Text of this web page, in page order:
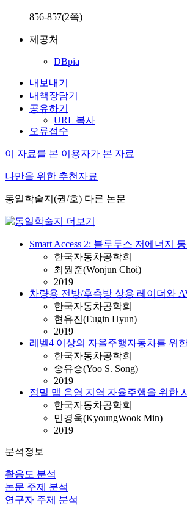
856-857(2쪽)
제공처
DBpia
내보내기
내책장담기
공유하기
URL 복사
오류접수
이 자료를 본 이용자가 본 자료
나만을 위한 추천자료
동일학술지(권/호) 다른 논문
Smart Access 2: 블루투스 저에너지
한국자동차공학회
최원준(Wonjun Choi)
2019
차량용 전방/후측방 상용 레이더와
한국자동차공학회
현유진(Eugin Hyun)
2019
레벨4 이상의 자율주행자동차를 위
한국자동차공학회
송유승(Yoo S. Song)
2019
정밀 맵 음영 지역 자율주행을 위한
한국자동차공학회
민경욱(KyoungWook Min)
2019
분석정보
활용도 분석
논문 주제 분석
연구자 주제 분석